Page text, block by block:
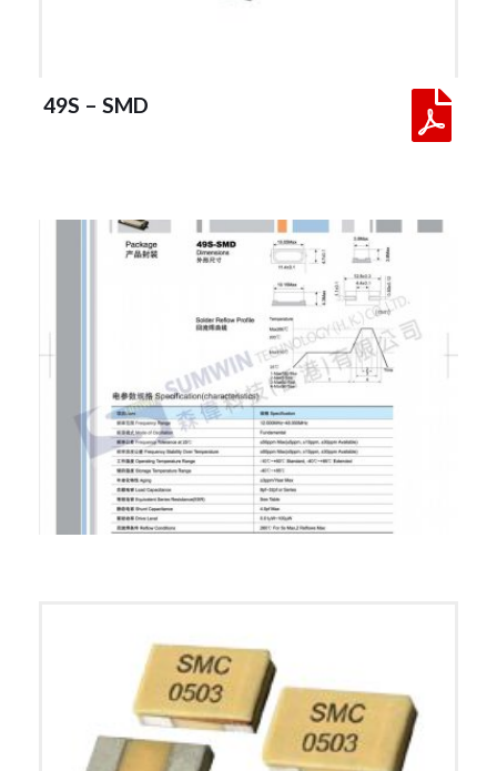
49S – SMD